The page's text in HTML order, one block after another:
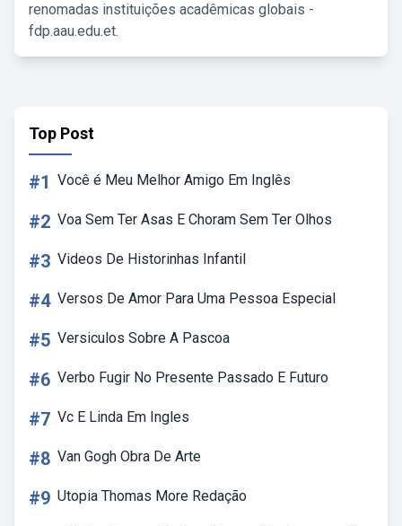
renomadas instituições acadêmicas globais -
fdp.aau.edu.et.
Top Post
#1 Você é Meu Melhor Amigo Em Inglês
#2 Voa Sem Ter Asas E Choram Sem Ter Olhos
#3 Videos De Historinhas Infantil
#4 Versos De Amor Para Uma Pessoa Especial
#5 Versiculos Sobre A Pascoa
#6 Verbo Fugir No Presente Passado E Futuro
#7 Vc E Linda Em Ingles
#8 Van Gogh Obra De Arte
#9 Utopia Thomas More Redação